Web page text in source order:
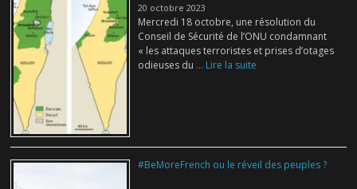
20 octobre 2023
Mercredi 18 octobre, une résolution du
Conseil de Sécurité de l’ONU condamnant
« les attaques terroristes et prises d’otages
odieuses du ... Lire la suite
#BeMoreFrench ou le réveil des peuples ?